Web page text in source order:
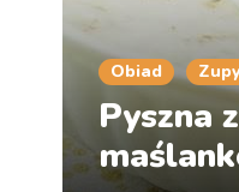
Obiad Zupy
Pyszna